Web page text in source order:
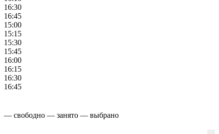
16:30
16:45
15:00
15:15
15:30
15:45
16:00
16:15
16:30
16:45
— свободно — занято — выбрано